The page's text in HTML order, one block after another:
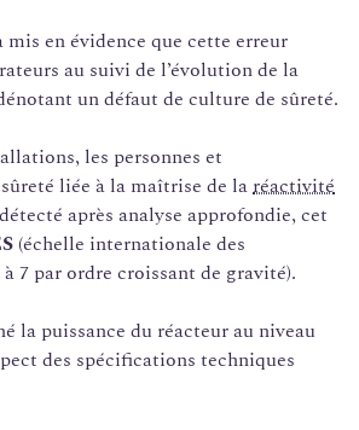
en évidence que cette erreur
au suivi de l’évolution de la
un défaut de culture de sûreté.
les personnes et
liée à la maîtrise de laréactivité
après analyse approfondie, cet
(échelle internationale des
7 par ordre croissant de gravité).
la puissance du réacteur au niveau
des spécifications techniques